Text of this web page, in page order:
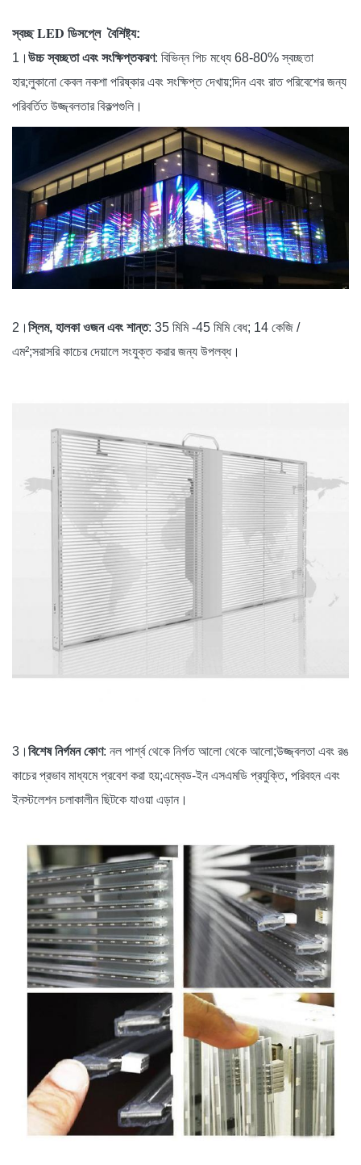
স্বচ্ছ LED ডিসপ্লে বৈশিষ্ট্য:
1। উচ্চ স্বচ্ছতা এবং সংক্ষিপ্তকরণ: বিভিন্ন পিচ মধ্যে 68-80% স্বচ্ছতা
হার;লুকানো কেবল নকশা পরিষ্কার এবং সংক্ষিপ্ত দেখায়;দিন এবং রাত পরিবেশের জন্য
পরিবর্তিত উজ্জ্বলতার বিকল্পগুলি।
2। স্লিম, হালকা ওজন এবং শান্ত: 35 মিমি -45 মিমি বেধ; 14 কেজি /
এম²;সরাসরি কাচের দেয়ালে সংযুক্ত করার জন্য উপলব্ধ।
3। বিশেষ নির্গমন কোণ: নল পার্শ্ব থেকে নির্গত আলো থেকে আলো;উজ্জ্বলতা এবং রঙ
কাচের প্রভাব মাধ্যমে প্রবেশ করা হয়;এম্বেড-ইন এসএমডি প্রযুক্তি, পরিবহন এবং
ইনস্টলেশন চলাকালীন ছিটকে যাওয়া এড়ান।